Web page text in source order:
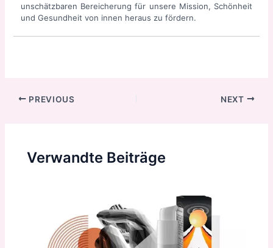
unschätzbaren Bereicherung für unsere Mission, Schönheit
und Gesundheit von innen heraus zu fördern.
Post
PREVIOUS NEXT
Verwandte Beiträge